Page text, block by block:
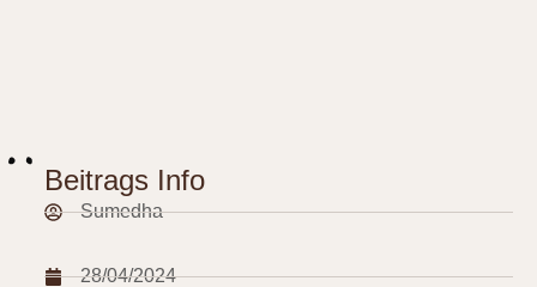
Beitrags Info
Sumedha
28/04/2024